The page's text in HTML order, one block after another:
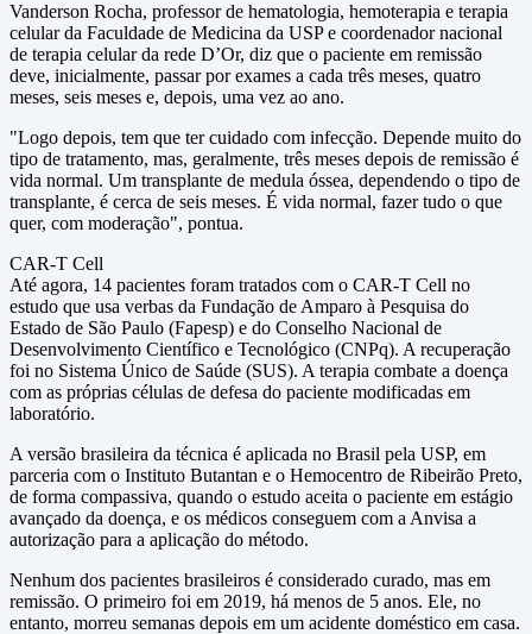
Vanderson Rocha, professor de hematologia, hemoterapia e terapia
celular da Faculdade de Medicina da USP e coordenador nacional
de terapia celular da rede D’Or, diz que o paciente em remissão
deve, inicialmente, passar por exames a cada três meses, quatro
meses, seis meses e, depois, uma vez ao ano.
"Logo depois, tem que ter cuidado com infecção. Depende muito do
tipo de tratamento, mas, geralmente, três meses depois de remissão é
vida normal. Um transplante de medula óssea, dependendo o tipo de
transplante, é cerca de seis meses. É vida normal, fazer tudo o que
quer, com moderação", pontua.
CAR-T Cell
Até agora, 14 pacientes foram tratados com o CAR-T Cell no
estudo que usa verbas da Fundação de Amparo à Pesquisa do
Estado de São Paulo (Fapesp) e do Conselho Nacional de
Desenvolvimento Científico e Tecnológico (CNPq). A recuperação
foi no Sistema Único de Saúde (SUS). A terapia combate a doença
com as próprias células de defesa do paciente modificadas em
laboratório.
A versão brasileira da técnica é aplicada no Brasil pela USP, em
parceria com o Instituto Butantan e o Hemocentro de Ribeirão Preto,
de forma compassiva, quando o estudo aceita o paciente em estágio
avançado da doença, e os médicos conseguem com a Anvisa a
autorização para a aplicação do método.
Nenhum dos pacientes brasileiros é considerado curado, mas em
remissão. O primeiro foi em 2019, há menos de 5 anos. Ele, no
entanto, morreu semanas depois em um acidente doméstico em casa.